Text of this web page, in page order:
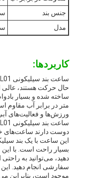
کنترل کیفیت
پرونده ها
وبلاگ
ساعت مچی کوارتز
جنس بند
مدل
کاربردها:
حال حرکت هستند، عالی
متر در برابر آب مقاوم
ورزش‌ها و فعالیت‌های
دوست دارند ساعت‌های
این ساعت با یک بند
بسیار راحت است. با این
دهید، می‌توانید به
سفارشی انجام دهید.
موجود است، بنابراین